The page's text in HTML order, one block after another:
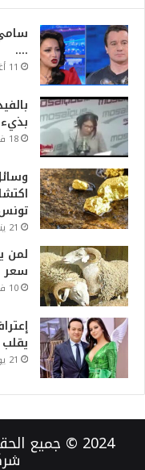
….
11 أغسطس 2022
18 فبراير 2023
21 يناير 2023
لمن
سعر
10 فبراير 2023
21 يوليو 2022
2024 ©